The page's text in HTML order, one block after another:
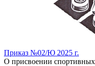
Приказ №02/Ю 2025 г.
О присвоении спортивных